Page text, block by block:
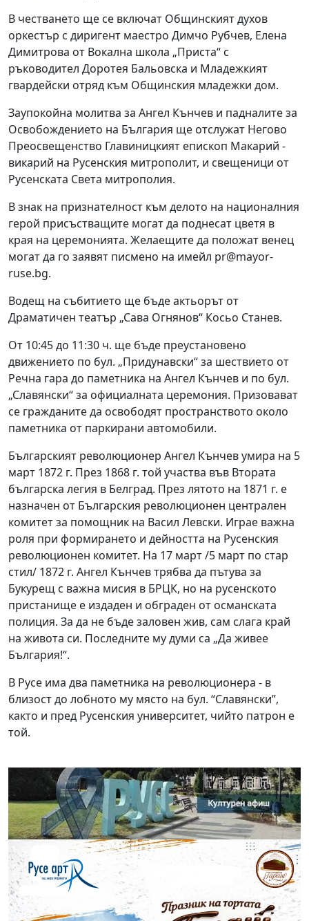
В честването ще се включат Общинският духов
оркестър с диригент маестро Димчо Рубчев, Елена
Димитрова от Вокална школа „Приста“ с
ръководител Доротея Бальовска и Младежкият
гвардейски отряд към Общинския младежки дом.
Заупокойна молитва за Ангел Кънчев и падналите за
Освобождението на България ще отслужат Негово
Преосвещенство Главиницкият епископ Макарий -
викарий на Русенския митрополит, и свещеници от
Русенската Света митрополия.
В знак на признателност към делото на националния
герой присъстващите могат да поднесат цветя в
края на церемонията. Желаещите да положат венец
могат да го заявят писмено на имейл pr@mayor-
ruse.bg.
Водещ на събитието ще бъде актьорът от
Драматичен театър „Сава Огнянов“ Косьо Станев.
От 10:45 до 11:30 ч. ще бъде преустановено
движението по бул. „Придунавски“ за шествието от
Речна гара до паметника на Ангел Кънчев и по бул.
„Славянски“ за официалната церемония. Призовават
се гражданите да освободят пространството около
паметника от паркирани автомобили.
Българският революционер Ангел Кънчев умира на 5
март 1872 г. През 1868 г. той участва във Втората
българска легия в Белград. През лятото на 1871 г. е
назначен от Българския революционен централен
комитет за помощник на Васил Левски. Играе важна
роля при формирането и дейността на Русенския
революционен комитет. На 17 март /5 март по стар
стил/ 1872 г. Ангел Кънчев трябва да пътува за
Букурещ с важна мисия в БРЦК, но на русенското
пристанище е издаден и обграден от османската
полиция. За да не бъде заловен жив, сам слага край
на живота си. Последните му думи са „Да живее
България!“.
В Русе има два паметника на революционера - в
близост до лобното му място на бул. “Славянски”,
както и пред Русенския университет, чийто патрон е
той.